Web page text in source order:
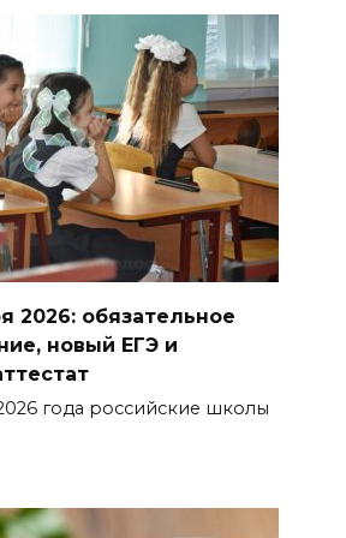
затор на 8 км
на М-4 «Дон» под
15:20
Брод – о
подходах к
за выборами и
наблюдателей на
15:12
школах к 1 сентября
2026: обязательное
новый ЕГЭ и
года российские школы